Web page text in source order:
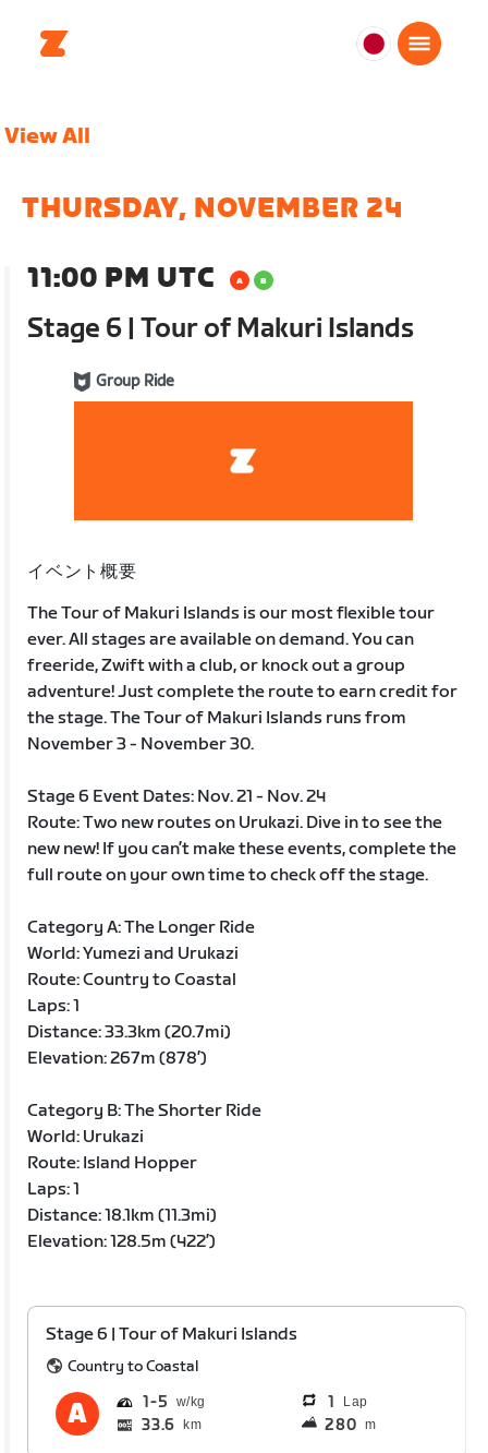
日
View All
THURSDAY, NOVEMBER 24
11:00 PM UTC
Stage 6 | Tour of Makuri Islands
Group Ride
イベント概要
The Tour of Makuri Islands is our most flexible tour
ever. All stages are available on demand. You can
freeride, Zwift with a club, or knock out a group
adventure! Just complete the route to earn credit for
the stage. The Tour of Makuri Islands runs from
November 3 - November 30.
Stage 6 Event Dates: Nov. 21 - Nov. 24
Route: Two new routes on Urukazi. Dive in to see the
new new! If you can’t make these events, complete the
full route on your own time to check off the stage.
Category A: The Longer Ride
World: Yumezi and Urukazi
Route: Country to Coastal
Laps: 1
Distance: 33.3km (20.7mi)
Elevation: 267m (878’)
Category B: The Shorter Ride
World: Urukazi
Route: Island Hopper
Laps: 1
Distance: 18.1km (11.3mi)
Elevation: 128.5m (422’)
Stage 6 | Tour of Makuri Islands
Country to Coastal
1 5 1 Lap
33.6 km 280 m